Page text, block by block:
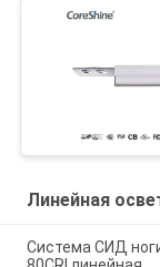
Линейная
Система СИД